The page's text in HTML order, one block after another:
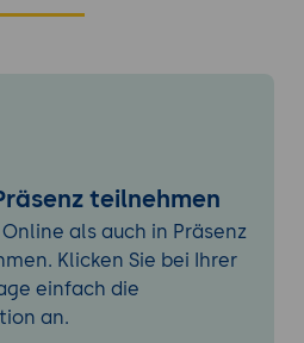
SQL und Spark für
Einrichtung und erste
Eine Azure Synapse
und erste
werden, um
teilnehmen
als auch in Präsenz
Klicken Sie bei Ihrer
einfach die
an.